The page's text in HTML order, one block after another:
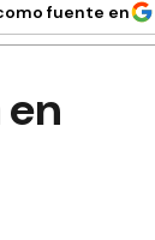
fuente en